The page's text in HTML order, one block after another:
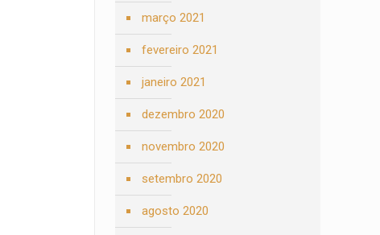
março 2021
fevereiro 2021
janeiro 2021
dezembro 2020
novembro 2020
setembro 2020
agosto 2020